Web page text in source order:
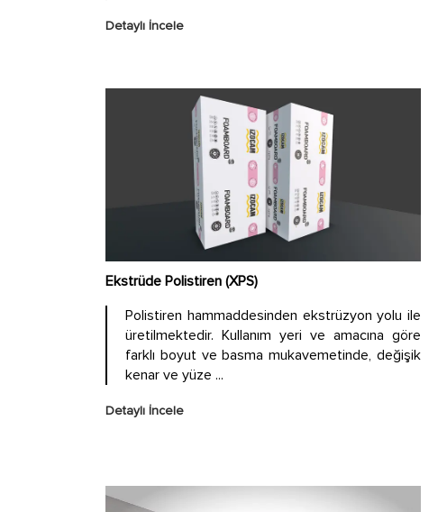
Detaylı İncele
Ekstrüde Polistiren (XPS)
Polistiren hammaddesinden ekstrüzyon yolu ile
üretilmektedir. Kullanım yeri ve amacına göre
farklı boyut ve basma mukavemetinde, değişik
kenar ve yüze ...
Detaylı İncele